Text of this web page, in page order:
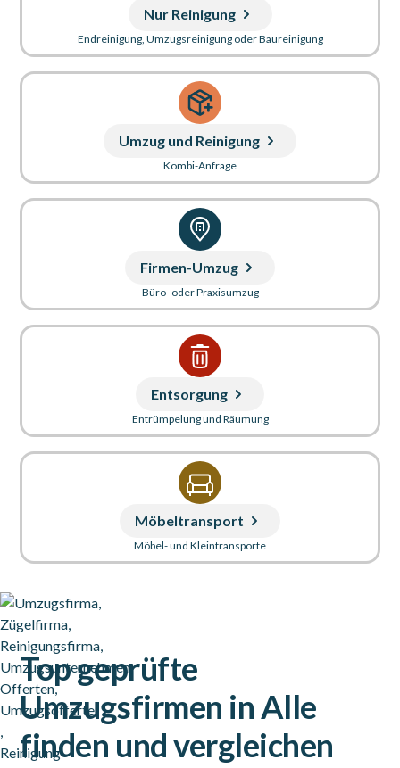
Nur Reinigung
Endreinigung, Umzugsreinigung oder Baureinigung
Umzug und Reinigung
Kombi-Anfrage
Firmen-Umzug
Büro- oder Praxisumzug
Entsorgung
Entrümpelung und Räumung
Möbeltransport
Möbel- und Kleintransporte
Top geprüfte
Umzugsfirmen in Alle
finden und vergleichen